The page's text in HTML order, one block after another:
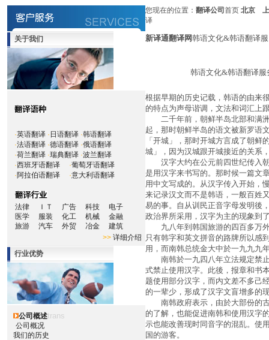
关于我们
·英语翻译 · 日语翻译 ·韩语翻译
·法语翻译 ·德语翻译 ·俄语翻译
·荷兰翻译 ·瑞典翻译 ·波兰翻译
·西班牙语翻译 ·葡萄牙语翻译
·阿拉伯语翻译 ·意大利语翻译
法律 ＩＴ 广告 科技
电子
医学
服装 化工 机械 金融
旅游
汽车 外贸 冶金
建筑
>> 详细介绍
行业优势
公司概述trans
公司概况
我们的历史
您现在的位置： 翻译公司 首页 北京
译
新译通翻译网韩语文化&韩语翻译服
韩语文化&韩语翻译服
根据早期的历史记载，韩语的由来
的特点为声母谐调，文法和词汇
二千年前，朝鲜半岛北部和满洲
起，那时朝鲜半岛的语文被新罗语
「开城」，那时开城方言成了朝
城」，因为汉城跟开城接近的关系
汉字大约在公元前四世纪传入朝
是用汉字来书写的。那时候一篇文
用中文写成的。从汉字传入开始，
来记录汉文而不是韩语，一般百姓
易的事。自从训民正音字母发明後
政治界所采用，汉字为主的现象到
九八年到韩国旅游的四百多万外
只有韩字和英文拼音的路牌所以感
用，而南韩总统金大中於一九九九
南韩於一九四八年立法规定禁止
式禁止使用汉字。此後，报章和书
题使用部分汉字，而内文差不多己
的一辈少，形成了汉字文盲增多的
南韩政府表示，由於大部份的古
的了解，也能促进南韩和使用汉字
示也能改善现时同音字的混乱。使
国的游客。